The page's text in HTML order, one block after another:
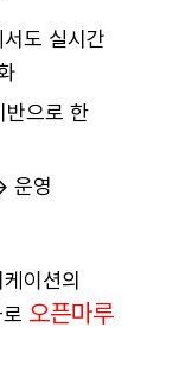
도 실시간
반으로 한
운영
이션의
오픈마루